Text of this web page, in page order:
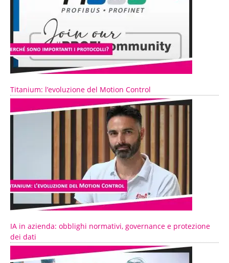
Titanium: l’evoluzione del Motion Control
IA in azienda: obblighi normativi, governance e protezione
dei dati